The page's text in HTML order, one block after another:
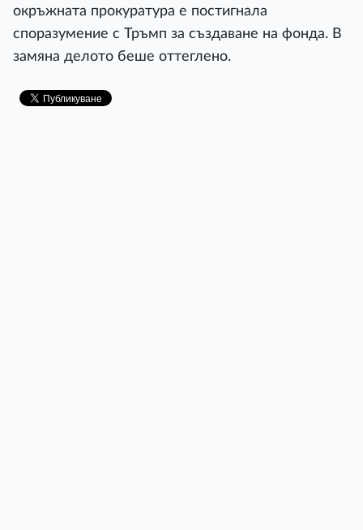
окръжната прокуратура е постигнала
споразумение с Тръмп за създаване на фонда. В
замяна делото беше оттеглено.